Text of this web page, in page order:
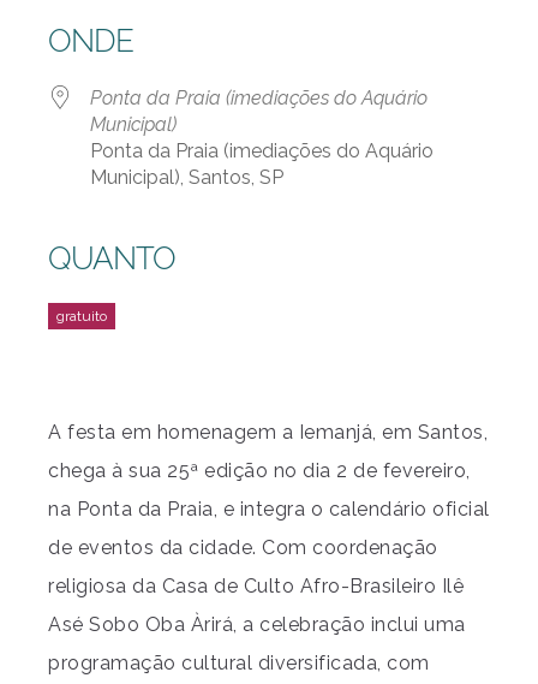
ONDE
Ponta da Praia (imediações do Aquário
Municipal)
Ponta da Praia (imediações do Aquário
Municipal), Santos, SP
QUANTO
A festa em homenagem a Iemanjá, em Santos,
chega à sua 25ª edição no dia 2 de fevereiro,
na Ponta da Praia, e integra o calendário oficial
de eventos da cidade. Com coordenação
religiosa da Casa de Culto Afro-Brasileiro Ilê
Asé Sobo Oba Àrirá, a celebração inclui uma
programação cultural diversificada, com